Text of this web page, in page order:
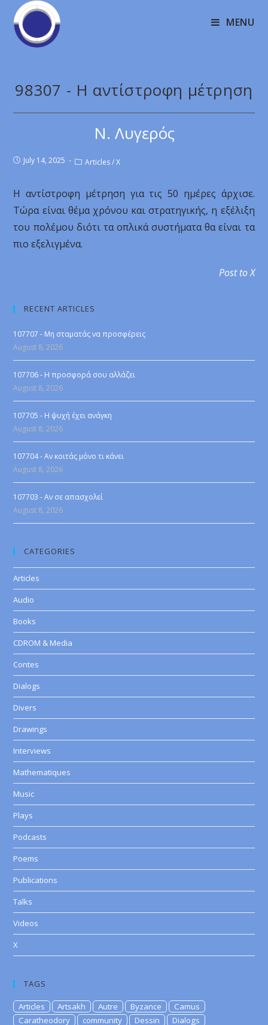
MENU
98307 - Η αντίστροφη μέτρηση
Ν. Λυγερός
July 14, 2025 Articles / X
Η αντίστροφη μέτρηση για τις 50 ημέρες άρχισε.
Τώρα είναι θέμα χρόνου και στρατηγικής, η εξέλιξη
του πολέμου διότι τα οπλικά συστήματα θα είναι τα
πιο εξελιγμένα.
Post to X
RECENT ARTICLES
107707 - Μη σταματάς να προσφέρεις
August 8, 2026
107706 - Η προσφορά σου αλλάζει
August 8, 2026
107705 - Η ψυχή έχει ανάγκη
August 8, 2026
107704 - Αν κοιτάς μόνο τι κάνει
August 8, 2026
107703 - Αν σε απασχολεί
August 8, 2026
CATEGORIES
Articles
Audio
Books
CDROM & Media
Contes
Dialogs
Divers
Drawings
Interviews
Mathematiques
Music
Plays
Podcasts
Poems
Publications
Talks
Videos
X
TAGS
Articles Artsakh Autre Byzance
Camus
Caratheodory
community Dessin
Dialogs